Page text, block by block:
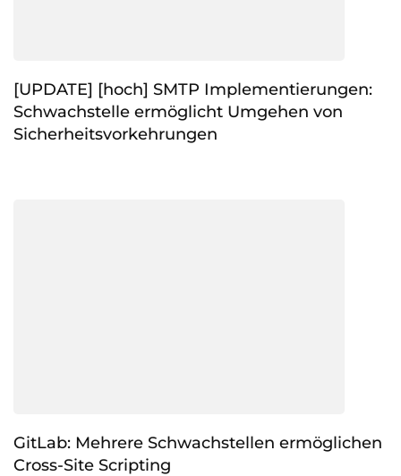
[UPDATE] [hoch] SMTP Implementierungen:
Schwachstelle ermöglicht Umgehen von
Sicherheitsvorkehrungen
GitLab: Mehrere Schwachstellen ermöglichen
Cross-Site Scripting